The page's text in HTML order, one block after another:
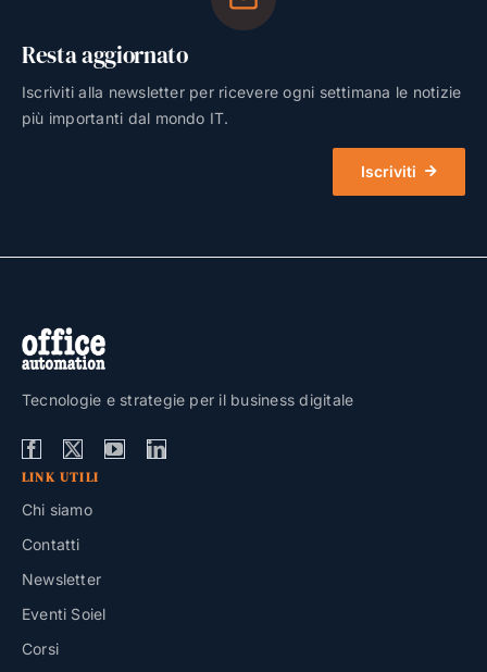
Resta aggiornato
Iscriviti alla newsletter per ricevere ogni settimana le notizie
più importanti dal mondo IT.
Iscriviti
Tecnologie e strategie per il business digitale
LINK UTILI
Chi siamo
Contatti
Newsletter
Eventi Soiel
Corsi